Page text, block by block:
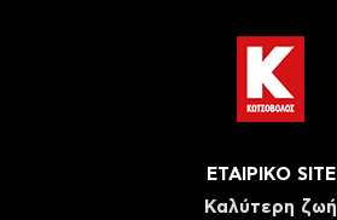
ΕΤΑΙΡΙΚΟ SITE
Καλύτερη ζωή